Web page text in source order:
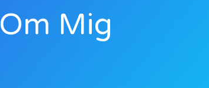
Om Mig